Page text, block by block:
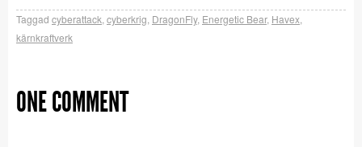
Taggad cyberattack,cyberkrig, DragonFly, Energetic Bear, Havex,
kärnkraftverk
ONE COMMENT